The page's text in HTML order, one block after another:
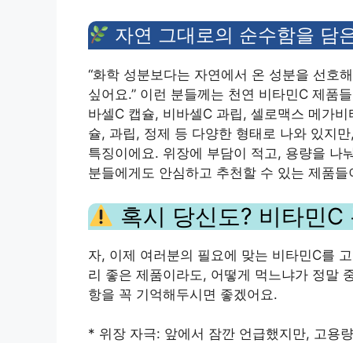
자연 그대로의 순수함을 담
“화학 성분보다는 자연에서 온 성분을 선호
싶어요.” 이런 분들께는 천연 비타민C 제품
바셀C 캡슐, 비바셀C 과립, 셀로맥스 메가
슐, 과립, 정제 등 다양한 형태로 나와 있지
특징이에요. 위장에 부담이 적고, 용량을 나
분들에게도 안심하고 추천할 수 있는 제품들
혹시 당신도? 비타민C
자, 이제 여러분의 필요에 맞는 비타민C를
리 좋은 제품이라도, 어떻게 먹느냐가 정말
항을 꼭 기억해두시면 좋겠어요.
* 위장 자극: 앞에서 잠깐 언급했지만, 고용